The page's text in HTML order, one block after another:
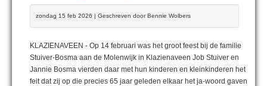
zondag 15 feb 2026 | Geschreven door Bennie Wolbers
KLAZIENAVEEN - Op 14 februari was het groot feest bij de familie
Stuiver-Bosma aan de Molenwijk in Klazienaveen Job Stuiver en
Jannie Bosma vierden daar met hun kinderen en kleinkinderen het
feit dat zij op die precies 65 jaar geleden elkaar het ja-woord gaven